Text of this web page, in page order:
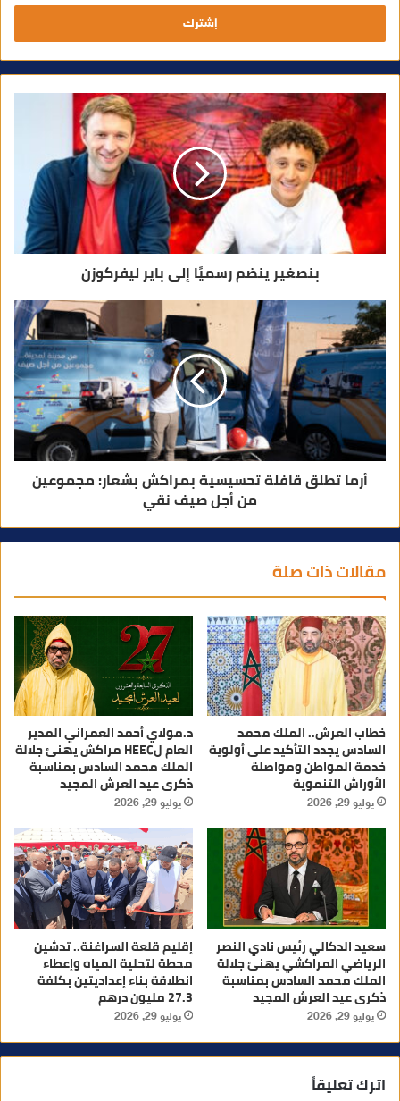
ل
ر
ا
ل
إ
ر
و
بنصغير ينضم رسميًا إلى باير ليفركوزن
أرما تطلق قافلة تحسيسية بمراكش بشعار: مجموعين
من أجل صيف نقي
مقالات ذات صلة
خطاب العرش.. الملك محمد
السادس يجدد التأكيد على أولوية
خدمة المواطن ومواصلة
الأوراش التنموية
يوليو 29, 2026
د.مولاي أحمد العمراني المدير
العام لHEEC مراكش يهنئ جلالة
الملك محمد السادس بمناسبة
ذكرى عيد العرش المجيد
يوليو 29, 2026
سعيد الدكالي رئيس نادي النصر
الرياضي المراكشي يهنئ جلالة
الملك محمد السادس بمناسبة
ذكرى عيد العرش المجيد
يوليو 29, 2026
إقليم قلعة السراغنة.. تدشين
محطة لتحلية المياه وإعطاء
انطلاقة بناء إعداديتين بكلفة
27.3 مليون درهم
يوليو 29, 2026
اترك تعليقاً